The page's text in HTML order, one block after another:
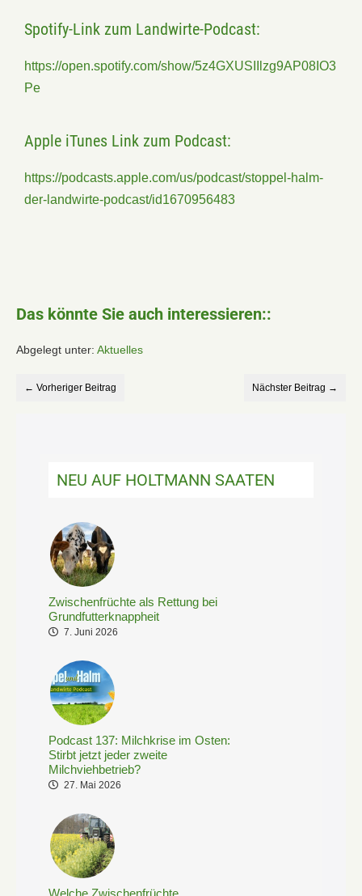
Spotify-Link zum Landwirte-Podcast:
https://open.spotify.com/show/5z4GXUSIIlzg9AP08IO3
Pe
Apple iTunes Link zum Podcast:
https://podcasts.apple.com/us/podcast/stoppel-halm-
der-landwirte-podcast/id1670956483
Das könnte Sie auch interessieren::
Abgelegt unter: Aktuelles
← Vorheriger Beitrag Nächster Beitrag →
NEU AUF HOLTMANN SAATEN
Zwischenfrüchte als Rettung bei
Grundfutterknappheit
7. Juni 2026
Podcast 137: Milchkrise im Osten:
Stirbt jetzt jeder zweite
Milchviehbetrieb?
27. Mai 2026
Welche Zwischenfrüchte